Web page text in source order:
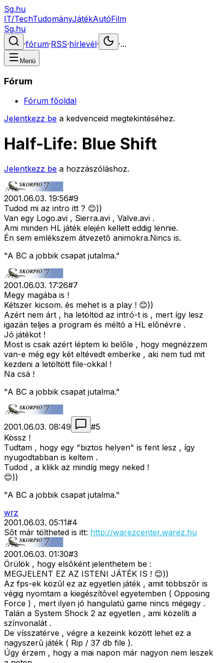
Sg.hu
IT/TechTudományJátékAutóFilm
Sg.hu
·fórum·RSS·hírlevél· ·...
Menü
Fórum
Fórum főoldal
Jelentkezz be a kedvenceid megtekintéséhez.
Half-Life: Blue Shift
Jelentkezz be a hozzászóláshoz.
2001.06.03. 19:56#9
Tudod mi az intro itt ? 😊))
Van egy Logo.avi , Sierra.avi , Valve.avi .
Ami minden HL játék elején kellett eddig lennie.
Én sem emlékszem átvezetõ animokra.Nincs is.
"A BC a jobbik csapat jutalma."
2001.06.03. 17:26#7
Megy magába is !
Kétszer kicsom. és mehet is a play ! 😊))
Azért nem árt , ha letöltöd az intró-t is , mert így lesz
igazán teljes a program és méltó a HL elõnévre .
Jó játékot !
Most is csak azért léptem ki belõle , hogy megnézzem
van-e még egy két eltévedt emberke , aki nem tud mit
kezdeni a letöltött file-okkal !
Na csá !
"A BC a jobbik csapat jutalma."
2001.06.03. 08:49 #5
Kössz !
Tudtam , hogy egy "biztos helyen" is fent lesz , így
nyugodtabban is keltem .
Tudod , a klikk az mindíg megy neked !
😊))
"A BC a jobbik csapat jutalma."
wrz
2001.06.03. 05:11#4
Sõt már töltheted is itt: http://warezcenter.warez.hu
2001.06.03. 01:30#3
Örülök , hogy elsõként jelenthetem be :
MEGJELENT EZ AZ ISTENI JÁTÉK IS ! 😊))
Az fps-ek közûl ez az egyetlen játék , amit többszõr is
végig nyomtam a kiegészítõvel egyetemben ( Opposing
Force ) , mert ilyen jó hangulatú game nincs mégegy .
Talán a System Shock 2 az egyetlen , ami közelíti a
színvonalát .
De vísszatérve , végre a kezeink között lehet ez a
nagyszerû játék ( Rip / 37 db file ).
Úgy érzem , hogy a mai napon már nagyon nem leszek